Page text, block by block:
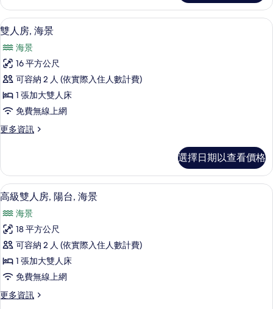
的
所
有
相
片
雙
人
房
(con
terrazza
in
的
詳
情
顯
示
雙
人
房,
海
景
的
有
相
片
雙人房, 海景 | 1 間臥室、舒適加層、
8
雙人房, 海景
海景
16 平方公尺
可容納 2 人 (依實際入住人數計費)
1 張加大雙人床
免費無線上網
更多資訊
更
房,
海
景
詳
情
選擇日期以查看價格
顯
示
高
級
雙
人
房,
陽
高級雙人房, 陽台, 海景 | 1 間臥室、舒
50
高級雙人房, 陽台, 海景
海景
18 平方公尺
可容納 2 人 (依實際入住人數計費)
1 張加大雙人床
免費無線上網
更多資訊
更